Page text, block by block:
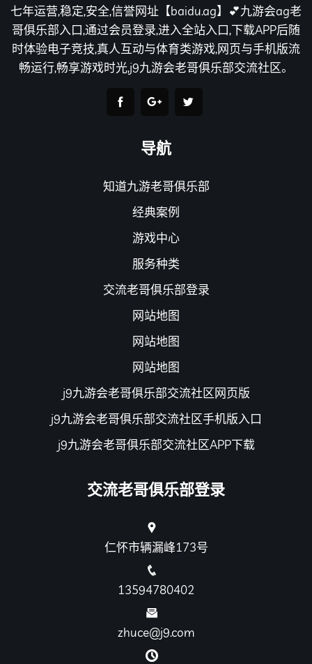
七年运营,稳定,安全,信誉网址【baidu.ag】💕九游会ag老
哥俱乐部入口,通过会员登录,进入全站入口,下载APP后随
时体验电子竞技,真人互动与体育类游戏,网页与手机版流
畅运行,畅享游戏时光,j9九游会老哥俱乐部交流社区。
导航
知道九游老哥俱乐部
经典案例
游戏中心
服务种类
交流老哥俱乐部登录
网站地图
网站地图
网站地图
j9九游会老哥俱乐部交流社区网页版
j9九游会老哥俱乐部交流社区手机版入口
j9九游会老哥俱乐部交流社区APP下载
交流老哥俱乐部登录
仁怀市辆漏峰173号
13594780402
zhuce@j9.com